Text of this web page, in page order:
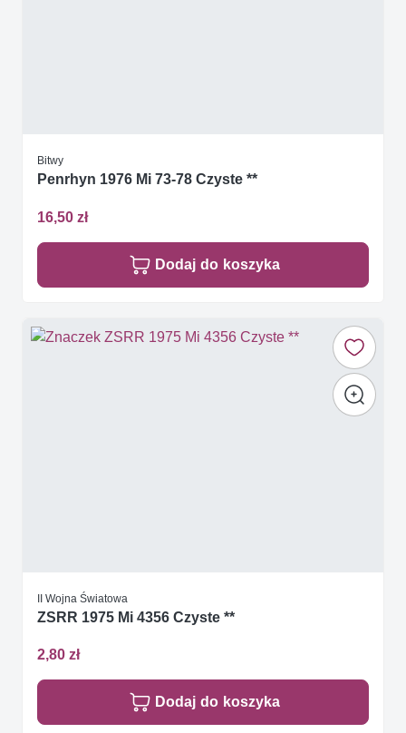
Bitwy
Penrhyn 1976 Mi 73-78 Czyste **
16,50 zł
Dodaj do koszyka
II Wojna Światowa
ZSRR 1975 Mi 4356 Czyste **
2,80 zł
Dodaj do koszyka